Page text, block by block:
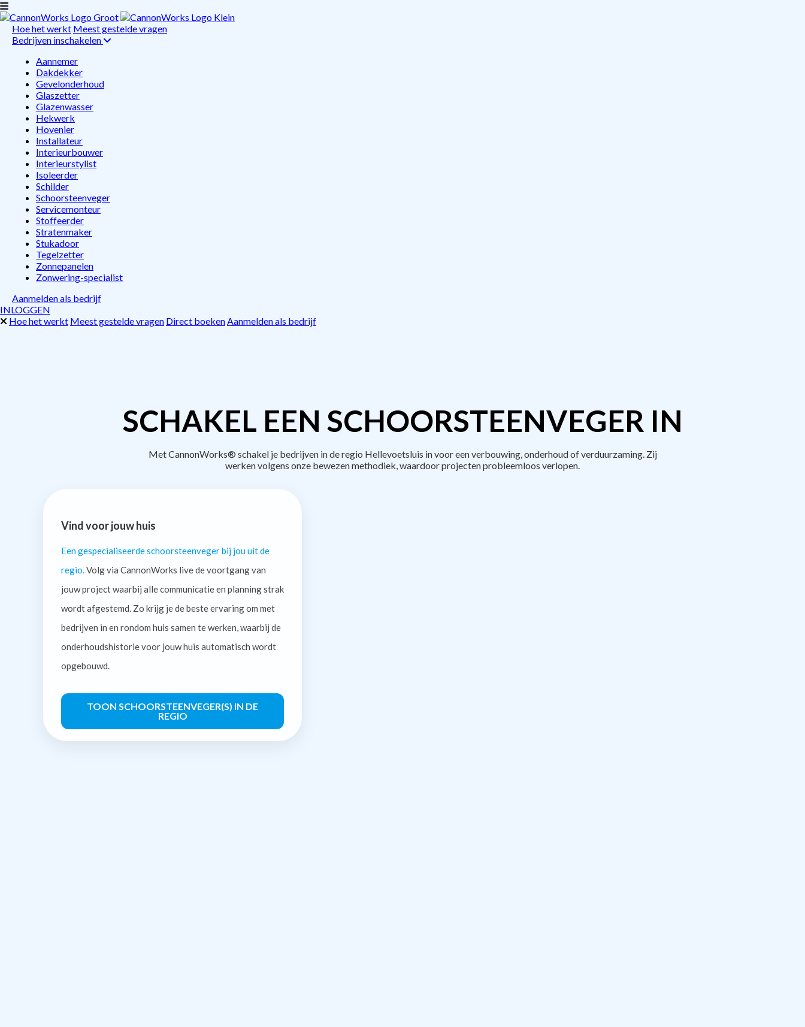
Hoe het werkt Meest gestelde vragen
Bedrijven inschakelen
Aannemer
Dakdekker
Gevelonderhoud
Glaszetter
Glazenwasser
Hekwerk
Hovenier
Installateur
Interieurbouwer
Interieurstylist
Isoleerder
Schilder
Schoorsteenveger
Servicemonteur
Stoffeerder
Stratenmaker
Stukadoor
Tegelzetter
Zonnepanelen
Zonwering-specialist
Aanmelden als bedrijf
INLOGGEN
Hoe het werkt Meest gestelde vragen Direct boekenAanmelden als bedrijf
SCHAKEL EEN SCHOORSTEENVEGER IN
Met CannonWorks® schakel je bedrijven in de regio Hellevoetsluis in voor een verbouwing, onderhoud of verduurzaming. Zij
werken volgens onze bewezen methodiek, waardoor projecten probleemloos verlopen.
Vind voor jouw huis
Een gespecialiseerde schoorsteenveger bij jou uit de
regio. Volg via CannonWorks live de voortgang van
jouw project waarbij alle communicatie en planning strak
wordt afgestemd. Zo krijg je de beste ervaring om met
bedrijven in en rondom huis samen te werken, waarbij de
onderhoudshistorie voor jouw huis automatisch wordt
opgebouwd.
TOON SCHOORSTEENVEGER(S) IN DE
REGIO